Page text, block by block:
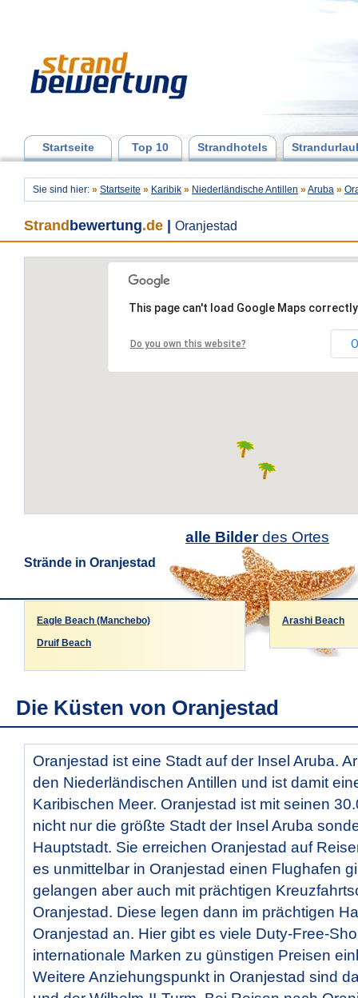
Startseite Top 10 Strandhotels
Sie sind hier: » Startseite » Karibik » Niederländische Antillen » Aruba »
Strand bewertung.de Oranjestad
This page can't load Google Maps
Do you own this website?
alle Bilderdes Ortes
Strände in Oranjestad
Eagle Beach (Manchebo)
Druif Beach
Arashi Beach
Die Küsten von Oranjestad
Oranjestad ist eine Stadt auf der Insel Aruba.
den Niederländischen Antillen und ist damit
Karibischen Meer. Oranjestad ist mit seinen
nicht nur die größte Stadt der Insel Aruba
Hauptstadt. Sie erreichen Oranjestad auf
es unmittelbar in Oranjestad einen Flughafen
gelangen aber auch mit prächtigen
Oranjestad. Diese legen dann im prächtigen
Oranjestad an. Hier gibt es viele Duty-Free-
internationale Marken zu günstigen Preisen
Weitere Anziehungspunkt in Oranjestad sind